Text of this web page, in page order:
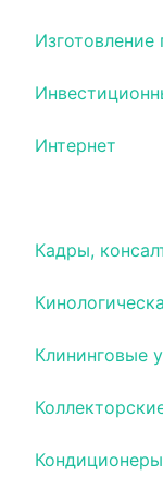
Интернет
Кадры,
Клининговые